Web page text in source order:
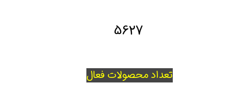
5627
تعداد محصولات فعال